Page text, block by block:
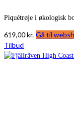
Piquétrøje i økologisk
619,00kr. Gå til
Tilbud